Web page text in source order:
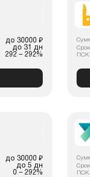
до 30000 ₽
до 31 дн
292 – 292%
Срок
ПСК
до 30000 ₽
до 5 дн
0 – 292%
Срок
ПСК